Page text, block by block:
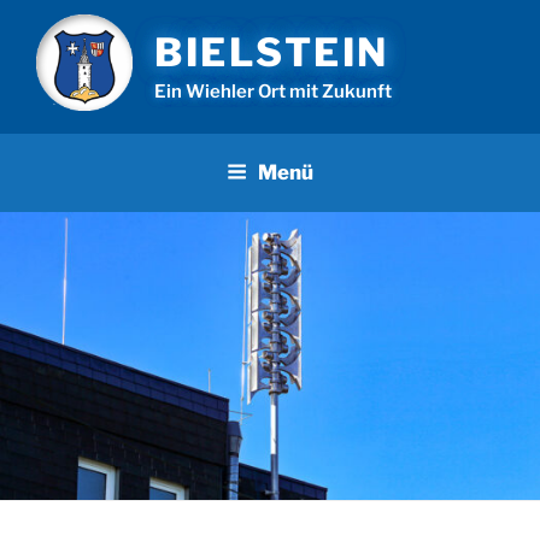
Inhalt
springen
BIELSTEIN
Ein Wiehler Ort mit Zukunft
Menü